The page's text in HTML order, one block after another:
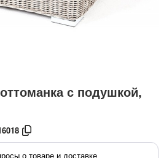
с подушкой,
о товаре и доставке